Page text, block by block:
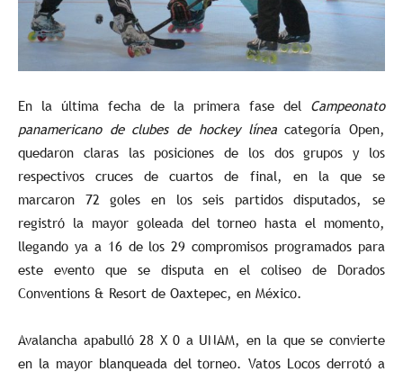
En la última fecha de la primera fase del Campeonato
panamericano de clubes de hockey líneacategoría Open,
quedaron claras las posiciones de los dos grupos y los
respectivos cruces de cuartos de final, en la que se
marcaron 72 goles en los seis partidos disputados, se
registró la mayor goleada del torneo hasta el momento,
llegando ya a 16 de los 29 compromisos programados para
este evento que se disputa en el coliseo de Dorados
Conventions & Resort de Oaxtepec, en México.
Avalancha apabulló 28 X 0 a UNAM, en la que se convierte
en la mayor blanqueada del torneo. Vatos Locos derrotó a